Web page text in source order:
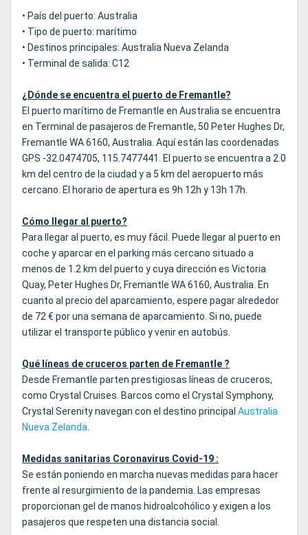
• País del puerto: Australia
• Tipo de puerto: marítimo
• Destinos principales: Australia Nueva Zelanda
• Terminal de salida: C12
¿Dónde se encuentra el puerto de Fremantle?
El puerto marítimo de Fremantle en Australia se encuentra
en Terminal de pasajeros de Fremantle, 50 Peter Hughes Dr,
Fremantle WA 6160, Australia. Aquí están las coordenadas
GPS -32.0474705, 115.7477441. El puerto se encuentra a 2.0
km del centro de la ciudad y a 5 km del aeropuerto más
cercano. El horario de apertura es 9h 12h y 13h 17h.
Cómo llegar al puerto?
Para llegar al puerto, es muy fácil. Puede llegar al puerto en
coche y aparcar en el parking más cercano situado a
menos de 1.2 km del puerto y cuya dirección es Victoria
Quay, Peter Hughes Dr, Fremantle WA 6160, Australia. En
cuanto al precio del aparcamiento, espere pagar alrededor
de 72 € por una semana de aparcamiento. Si no, puede
utilizar el transporte público y venir en autobús.
Qué líneas de cruceros parten de Fremantle ?
Desde Fremantle parten prestigiosas líneas de cruceros,
como Crystal Cruises. Barcos como el Crystal Symphony,
Crystal Serenity navegan con el destino principal Australia
Nueva Zelanda.
Medidas sanitarias Coronavirus Covid-19 :
Se están poniendo en marcha nuevas medidas para hacer
frente al resurgimiento de la pandemia. Las empresas
proporcionan gel de manos hidroalcohólico y exigen a los
pasajeros que respeten una distancia social.